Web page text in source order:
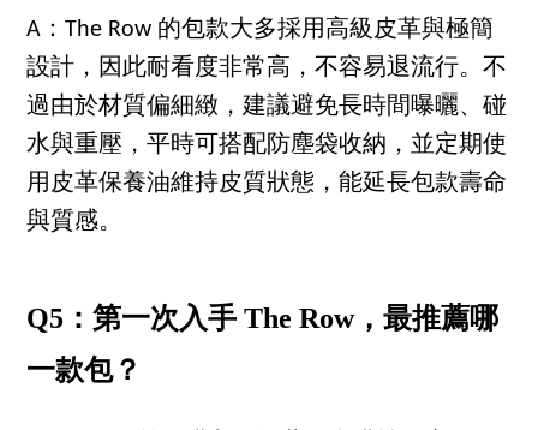
A：The Row 的包款大多採用高級皮革與極簡
設計，因此耐看度非常高，不容易退流行。不
過由於材質偏細緻，建議避免長時間曝曬、碰
水與重壓，平時可搭配防塵袋收納，並定期使
用皮革保養油維持皮質狀態，能延長包款壽命
與質感。
Q5：第一次入手 The Row，最推薦哪
一款包？